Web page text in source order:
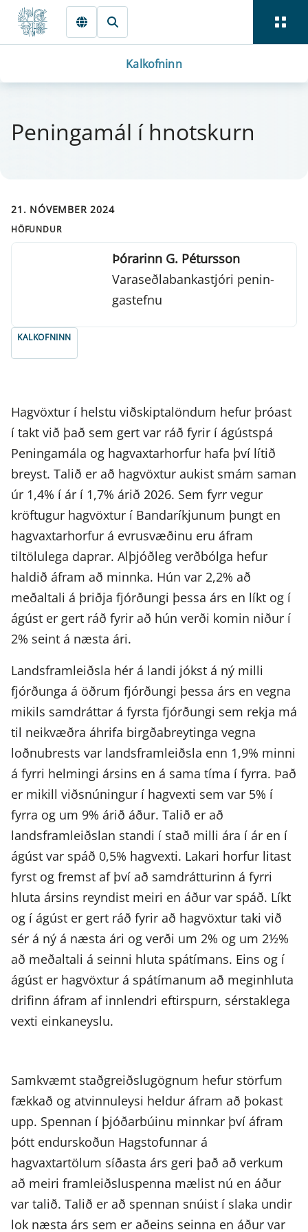
Fara beint í Meginmál
Kalkofninn
Pen­in­ga­mál í hnot­sk­urn
21. NÓVEMBER 2024
HÖFUNDUR
Þórarinn G. Pétursson
Varaseðlabankastjóri pen­in­
gastefnu
KALKOFNINN
Hagvöxtur í helstu viðskiptalöndum hefur þróast
í takt við það sem gert var ráð fyrir í ágústspá
Peningamála og hagvaxtarhorfur hafa því lítið
breyst. Talið er að hagvöxtur aukist smám saman
úr 1,4% í ár í 1,7% árið 2026. Sem fyrr vegur
kröftugur hagvöxtur í Bandaríkjunum þungt en
hagvaxtarhorfur á evrusvæðinu eru áfram
tiltölulega daprar. Alþjóðleg verðbólga hefur
haldið áfram að minnka. Hún var 2,2% að
meðaltali á þriðja fjórðungi þessa árs en líkt og í
ágúst er gert ráð fyrir að hún verði komin niður í
2% seint á næsta ári.
Landsframleiðsla hér á landi jókst á ný milli
fjórðunga á öðrum fjórðungi þessa árs en vegna
mikils samdráttar á fyrsta fjórðungi sem rekja má
til neikvæðra áhrifa birgðabreytinga vegna
loðnubrests var landsframleiðsla enn 1,9% minni
á fyrri helmingi ársins en á sama tíma í fyrra. Það
er mikill viðsnúningur í hagvexti sem var 5% í
fyrra og um 9% árið áður. Talið er að
landsframleiðslan standi í stað milli ára í ár en í
ágúst var spáð 0,5% hagvexti. Lakari horfur litast
fyrst og fremst af því að samdrátturinn á fyrri
hluta ársins reyndist meiri en áður var spáð. Líkt
og í ágúst er gert ráð fyrir að hagvöxtur taki við
sér á ný á næsta ári og verði um 2% og um 2½%
að meðaltali á seinni hluta spátímans. Eins og í
ágúst er hagvöxtur á spátímanum að meginhluta
drifinn áfram af innlendri eftirspurn, sérstaklega
vexti einkaneyslu.
Samkvæmt staðgreiðslugögnum hefur störfum
fækkað og atvinnuleysi heldur áfram að þokast
upp. Spennan í þjóðarbúinu minnkar því áfram
þótt endurskoðun Hagstofunnar á
hagvaxtartölum síðasta árs geri það að verkum
að meiri framleiðsluspenna mælist nú en áður
var talið. Talið er að spennan snúist í slaka undir
lok næsta árs sem er aðeins seinna en áður var